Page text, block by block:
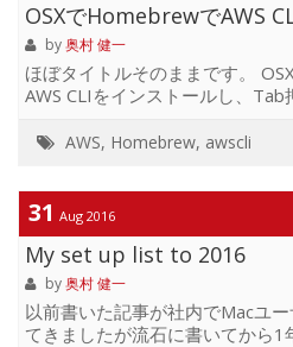
>> ...
OSXでHomebrewでAWS
by奥村 健一
ほぼタイトルそのままです。
AWS CLIをインストールし、
マンドがTabで保管されず、不
した。 ドキュメントは大事です
==> Downloading
https://homebrew.bintray.com/
1.11.23.sierra.bottle.tar.gz
AWS, Homebrew, awscli
31 Aug 2016
My set up list to 2016
by奥村 健一
以前書いた記事が社内でMacユ
てきましたが流石に書いてから